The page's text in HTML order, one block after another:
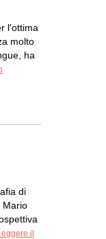
l'ottima
molto
ha
di
Mario
il